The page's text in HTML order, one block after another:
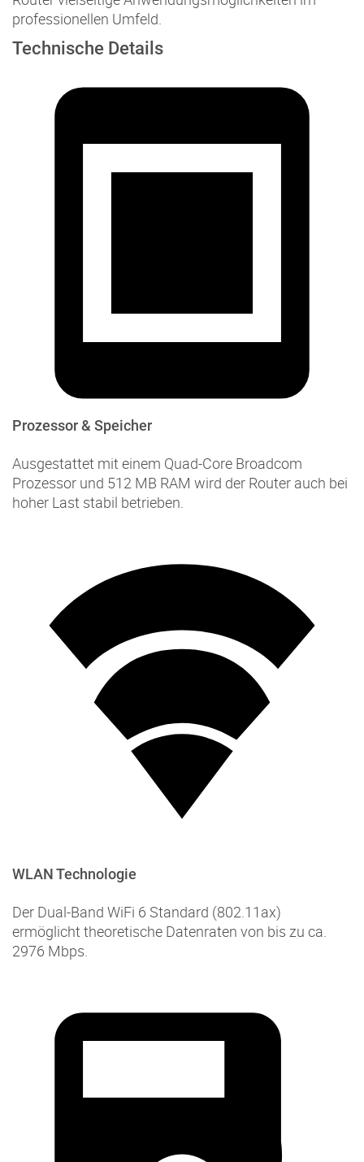
professionellen Umfeld.
Technische Details
Prozessor & Speicher
Ausgestattet mit einem Quad-Core Broadcom
Prozessor und 512 MB RAM wird der Router auch bei
hoher Last stabil betrieben.
WLAN Technologie
Der Dual-Band WiFi 6 Standard (802.11ax)
ermöglicht theoretische Datenraten von bis zu ca.
2976 Mbps.